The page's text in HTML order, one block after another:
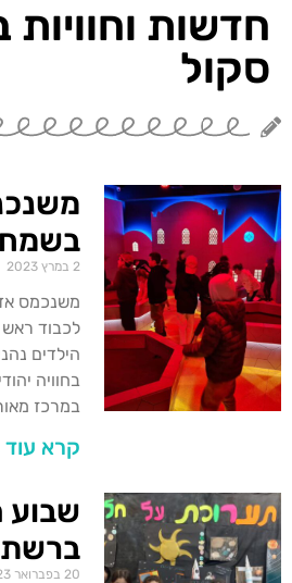
חדשות וחוויות
סקול
2 במרץ 2023
משנכמס
לכבוד
הילדים
בחוויה
במרכז
קרא עוד
ברשת
20 בפברואר 2023